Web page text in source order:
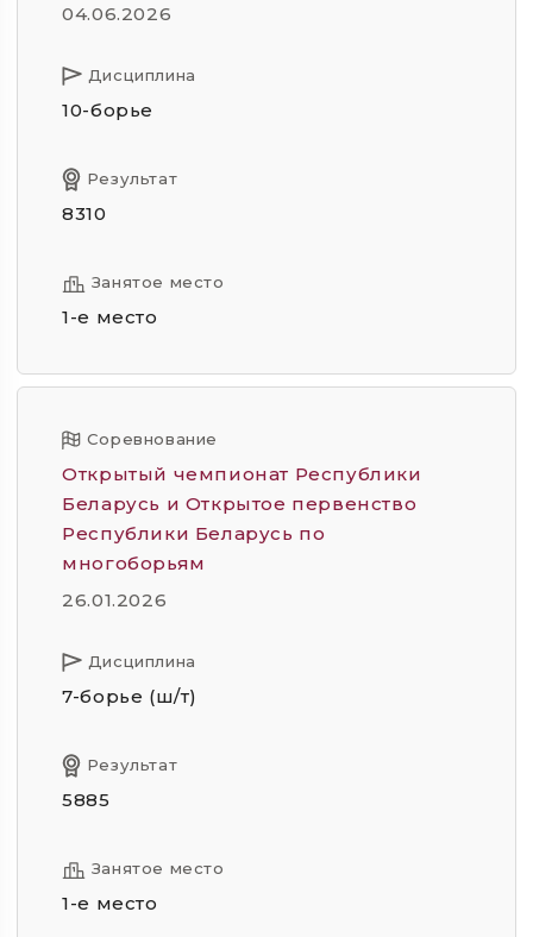
04.06.2026
Дисциплина
10-борье
Результат
8310
Занятое место
1-е место
Соревнование
Открытый чемпионат Республики
Беларусь и Открытое первенство
Республики Беларусь по
многоборьям
26.01.2026
Дисциплина
7-борье (ш/т)
Результат
5885
Занятое место
1-е место